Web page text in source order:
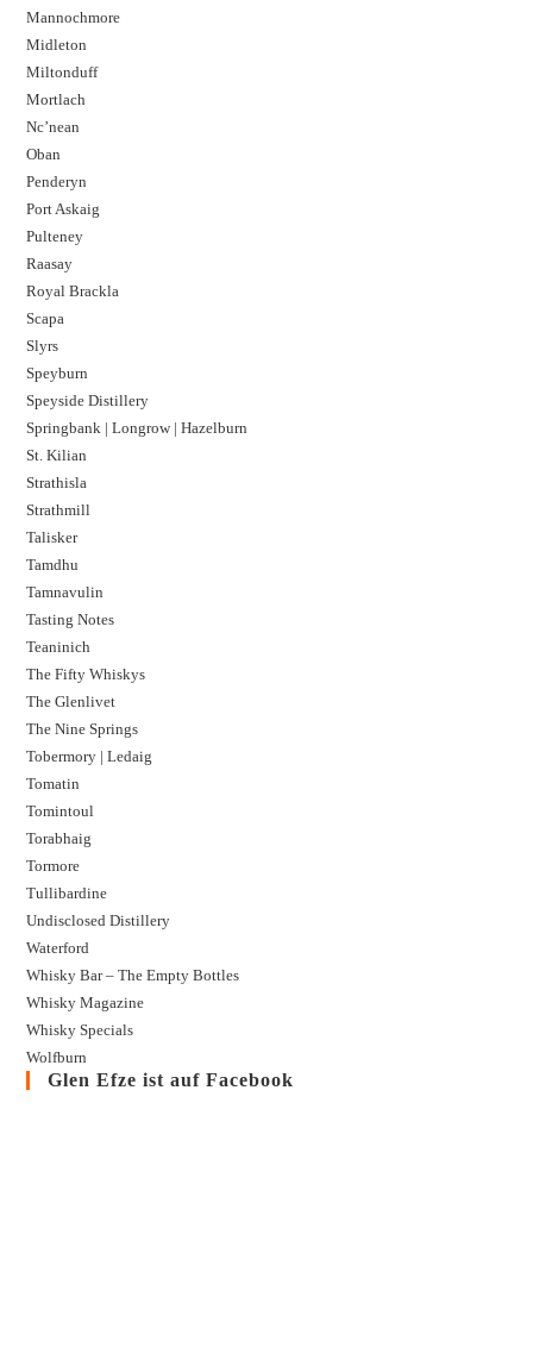
Mannochmore
Midleton
Miltonduff
Mortlach
Nc’nean
Oban
Penderyn
Port Askaig
Pulteney
Raasay
Royal Brackla
Scapa
Slyrs
Speyburn
Speyside Distillery
Springbank | Longrow | Hazelburn
St. Kilian
Strathisla
Strathmill
Talisker
Tamdhu
Tamnavulin
Tasting Notes
Teaninich
The Fifty Whiskys
The Glenlivet
The Nine Springs
Tobermory | Ledaig
Tomatin
Tomintoul
Torabhaig
Tormore
Tullibardine
Undisclosed Distillery
Waterford
Whisky Bar – The Empty Bottles
Whisky Magazine
Whisky Specials
Wolfburn
Glen Efze ist auf Facebook